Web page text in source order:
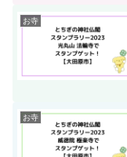
お寺
お寺